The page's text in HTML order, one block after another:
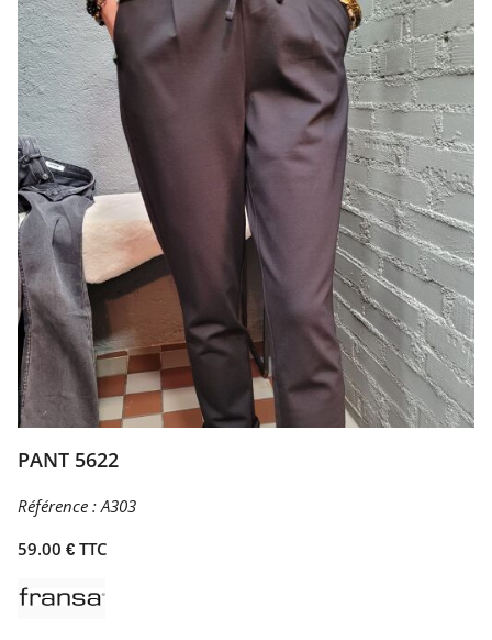
PANT 5622
Référence :A303
59.00 € TTC